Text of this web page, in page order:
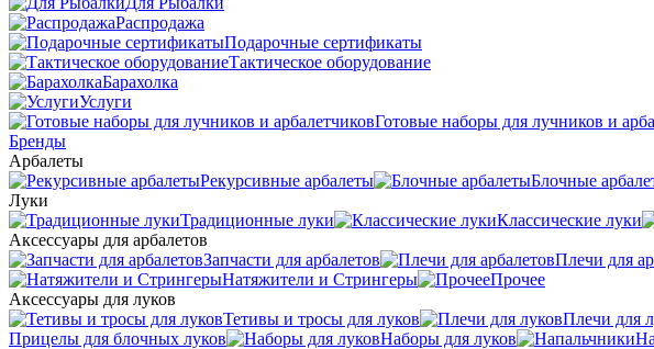
Распродажа
Подарочные сертификаты
Тактическое оборудование
Барахолка
Услуги
Готовые наборы для лучников и
Бренды
Арбалеты
Рекурсивные арбалеты
Блочные
Луки
Традиционные луки
Классические луки
Аксессуары для арбалетов
Запчасти для арбалетов
Плечи для
Натяжители и Стрингеры
Прочее
Аксессуары для луков
Тетивы и тросы для луков
Плечи для
Прицелы для блочных луков
Наборы для луков